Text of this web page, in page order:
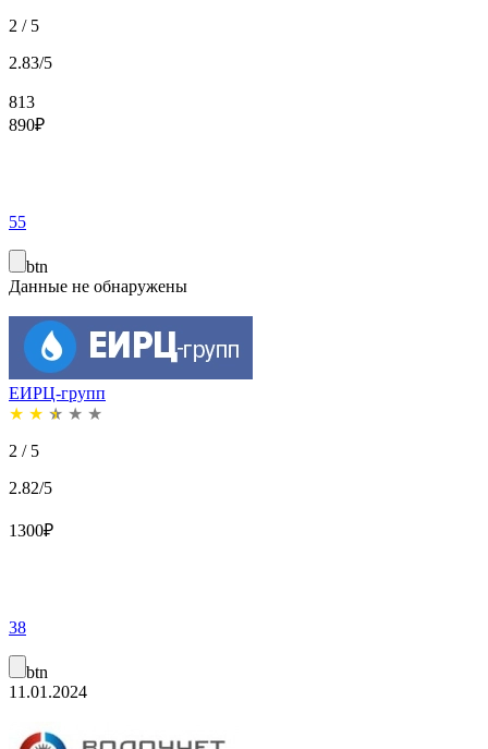
2 / 5
2.83/5
813
890₽
55
btn
Данные не обнаружены
ЕИРЦ-групп
★ ★ ★ ★ ★
2 / 5
2.82/5
1300₽
38
btn
11.01.2024